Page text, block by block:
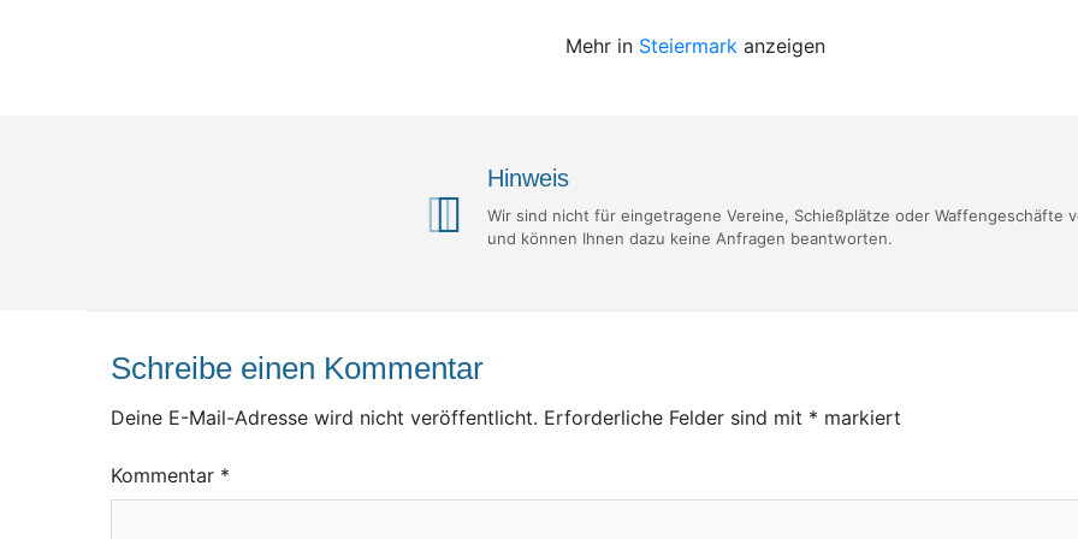
Mehr in Steiermark anzeigen
Hinweis
Wir sind nicht für eingetragene Vereine, Schießplätze oder Waffengeschäfte
und können Ihnen dazu keine Anfragen beantworten.
Schreibe einen Kommentar
Deine E-Mail-Adresse wird nicht veröffentlicht. Erforderliche Felder sind mit * markiert
Kommentar *